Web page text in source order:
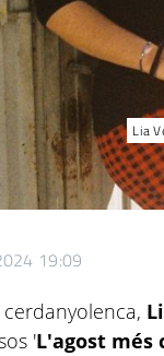
Lia
19:09
'L'agost més